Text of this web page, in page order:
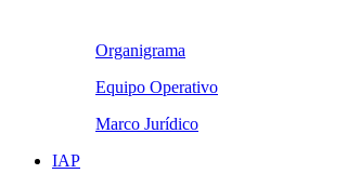
Organigrama
Equipo Operativo
Marco Jurídico
IAP